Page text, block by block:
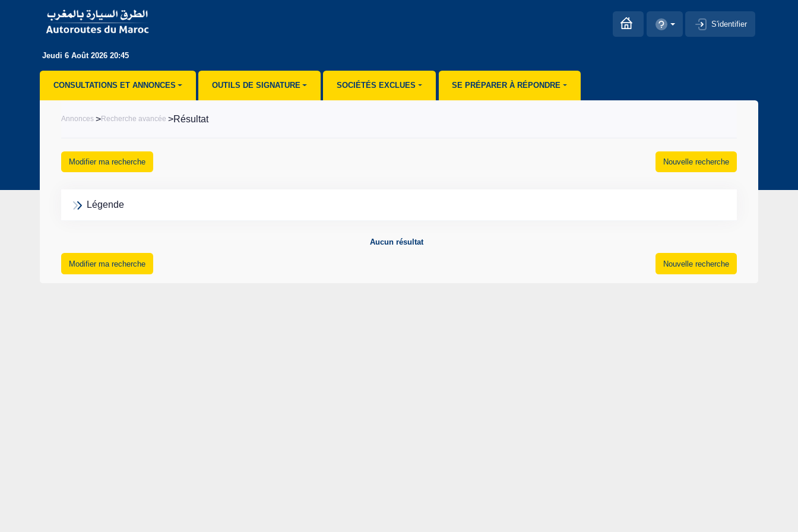
Jeudi 6 Août 2026 20:45
S'identifier
CONSULTATIONS ET ANNONCES OUTILS DE SIGNATURE SOCIÉTÉS EXCLUES SE PRÉPARER À RÉPONDRE
Annonces >Recherche avancée >Résultat
Modifier ma recherche Nouvelle recherche
Légende
Aucun résultat
Modifier ma recherche Nouvelle recherche